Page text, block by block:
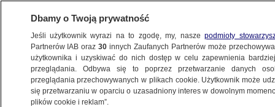
MAIA SANDU
Dbamy o Twoją prywatność
Jeśli użytkownik wyrazi na to zgodę, my, naszepodmioty
Partnerów IAB oraz30 innych Zaufanych Partnerów może
użytkownika i uzyskiwać do nich dostęp w celu zapewnienia
przeglądania. Odbywa się to poprzez przetwarzanie danych
przeglądania przechowywanych w plikach cookie. Użytkownik może
się przetwarzaniu w oparciu o uzasadniony interes w dowolnym
plików cookie i reklam”.